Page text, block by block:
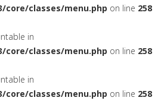
classes/menu.php on line 258
in
classes/menu.php on line 258
in
classes/menu.php on line 258